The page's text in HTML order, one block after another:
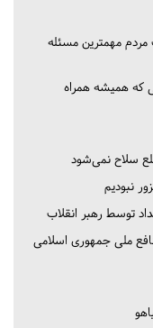
مهمترین مسئله
که همیشه همراه
سلاح نمی‌شود
نبودیم
توسط رهبر انقلاب
ملی جمهوری اسلامی